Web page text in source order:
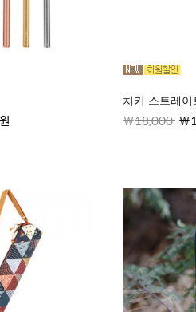
치키 스트레이
18,000